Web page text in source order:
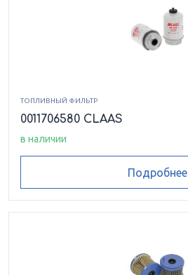
ТОПЛИВНЫЙ ФИЛЬТР
0011706580 CLAAS
в наличии
Подробнее